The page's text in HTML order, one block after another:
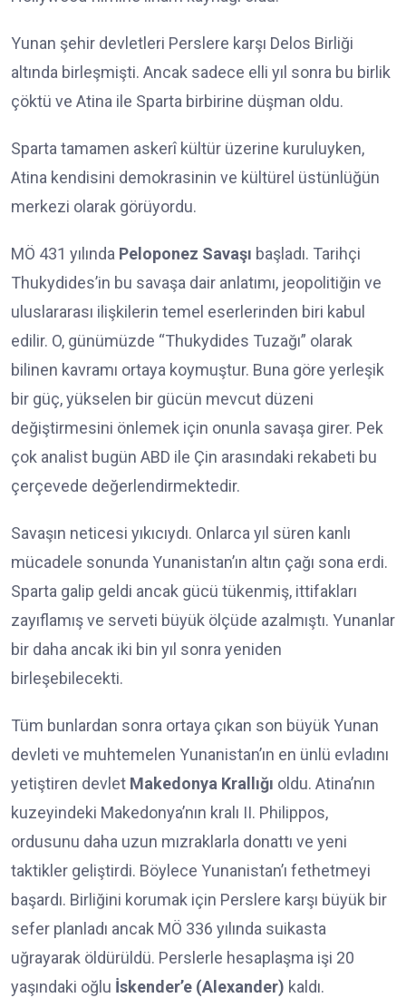
Yunan şehir devletleri Perslere karşı Delos Birliği
altında birleşmişti. Ancak sadece elli yıl sonra bu birlik
çöktü ve Atina ile Sparta birbirine düşman oldu.
Sparta tamamen askerî kültür üzerine kuruluyken,
Atina kendisini demokrasinin ve kültürel üstünlüğün
merkezi olarak görüyordu.
MÖ 431 yılında Peloponez Savaşı başladı. Tarihçi
Thukydides’in bu savaşa dair anlatımı, jeopolitiğin ve
uluslararası ilişkilerin temel eserlerinden biri kabul
edilir. O, günümüzde “Thukydides Tuzağı” olarak
bilinen kavramı ortaya koymuştur. Buna göre yerleşik
bir güç, yükselen bir gücün mevcut düzeni
değiştirmesini önlemek için onunla savaşa girer. Pek
çok analist bugün ABD ile Çin arasındaki rekabeti bu
çerçevede değerlendirmektedir.
Savaşın neticesi yıkıcıydı. Onlarca yıl süren kanlı
mücadele sonunda Yunanistan’ın altın çağı sona erdi.
Sparta galip geldi ancak gücü tükenmiş, ittifakları
zayıflamış ve serveti büyük ölçüde azalmıştı. Yunanlar
bir daha ancak iki bin yıl sonra yeniden
birleşebilecekti.
Tüm bunlardan sonra ortaya çıkan son büyük Yunan
devleti ve muhtemelen Yunanistan’ın en ünlü evladını
yetiştiren devlet Makedonya Krallığı oldu. Atina’nın
kuzeyindeki Makedonya’nın kralı II. Philippos,
ordusunu daha uzun mızraklarla donattı ve yeni
taktikler geliştirdi. Böylece Yunanistan’ı fethetmeyi
başardı. Birliğini korumak için Perslere karşı büyük bir
sefer planladı ancak MÖ 336 yılında suikasta
uğrayarak öldürüldü. Perslerle hesaplaşma işi 20
yaşındaki oğlu İskender’e (Alexander) kaldı.